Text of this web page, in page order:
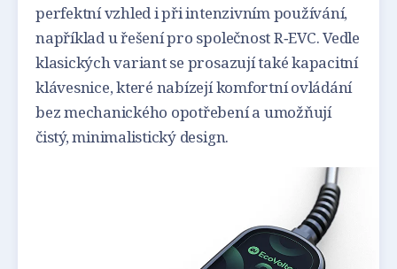
perfektní vzhled i při intenzivním používání,
například u řešení pro společnost R‑EVC. Vedle
klasických variant se prosazují také kapacitní
klávesnice, které nabízejí komfortní ovládání
bez mechanického opotřebení a umožňují
čistý, minimalistický design.